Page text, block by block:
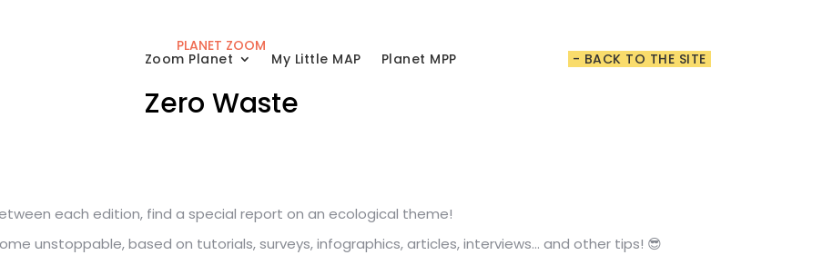
Zoom Planet My Little MAP Planet MPP - BACK TO THE SITE
PLANET ZOOM
Zero Waste
each edition, find a special report on an ecological theme!
unstoppable, based on tutorials, surveys, infographics, articles, interviews... and other tips! 😎